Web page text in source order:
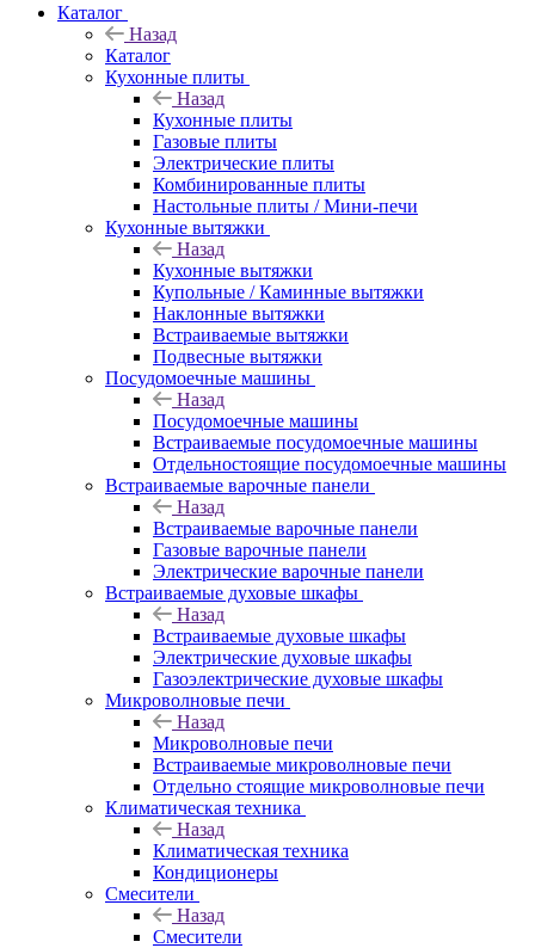
Каталог
Назад
Каталог
Кухонные плиты
Назад
Кухонные плиты
Газовые плиты
Электрические плиты
Комбинированные плиты
Настольные плиты / Мини-печи
Кухонные вытяжки
Назад
Кухонные вытяжки
Купольные / Каминные вытяжки
Наклонные вытяжки
Встраиваемые вытяжки
Подвесные вытяжки
Посудомоечные машины
Назад
Посудомоечные машины
Встраиваемые посудомоечные машины
Отдельностоящие посудомоечные машины
Встраиваемые варочные панели
Назад
Встраиваемые варочные панели
Газовые варочные панели
Электрические варочные панели
Встраиваемые духовые шкафы
Назад
Встраиваемые духовые шкафы
Электрические духовые шкафы
Газоэлектрические духовые шкафы
Микроволновые печи
Назад
Микроволновые печи
Встраиваемые микроволновые печи
Отдельно стоящие микроволновые печи
Климатическая техника
Назад
Климатическая техника
Кондиционеры
Смесители
Назад
Смесители